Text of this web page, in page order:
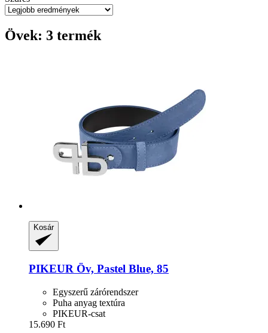
Övek: 3 termék
Kosár
PIKEUR Öv, Pastel Blue, 85
Egyszerű zárórendszer
Puha anyag textúra
PIKEUR-csat
15.690 Ft